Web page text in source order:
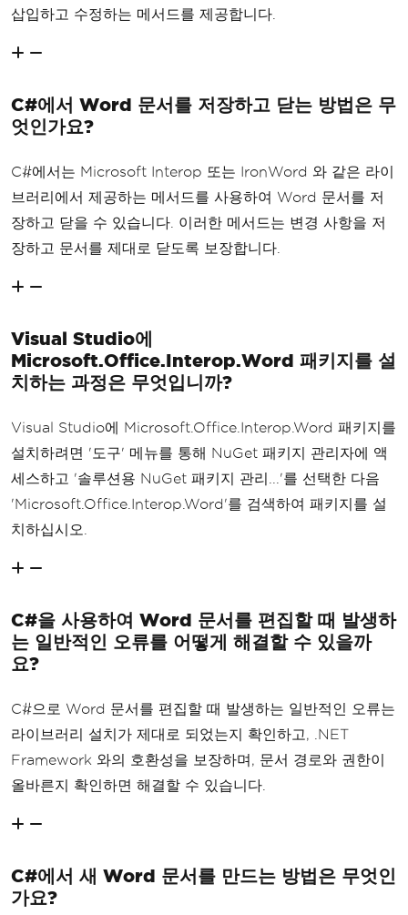
삽입하고 수정하는 메서드를 제공합니다.
C#에서 Word 문서를 저장하고 닫는 방법은 무
엇인가요?
C#에서는 Microsoft Interop 또는 IronWord 와 같은 라이
브러리에서 제공하는 메서드를 사용하여 Word 문서를 저
장하고 닫을 수 있습니다. 이러한 메서드는 변경 사항을 저
장하고 문서를 제대로 닫도록 보장합니다.
Visual Studio에
Microsoft.Office.Interop.Word 패키지를 설
치하는 과정은 무엇입니까?
Visual Studio에 Microsoft.Office.Interop.Word 패키지를
설치하려면 '도구' 메뉴를 통해 NuGet 패키지 관리자에 액
세스하고 '솔루션용 NuGet 패키지 관리...'를 선택한 다음
'Microsoft.Office.Interop.Word'를 검색하여 패키지를 설
치하십시오.
C#을 사용하여 Word 문서를 편집할 때 발생하
는 일반적인 오류를 어떻게 해결할 수 있을까
요?
C#으로 Word 문서를 편집할 때 발생하는 일반적인 오류는
라이브러리 설치가 제대로 되었는지 확인하고, .NET
Framework 와의 호환성을 보장하며, 문서 경로와 권한이
올바른지 확인하면 해결할 수 있습니다.
C#에서 새 Word 문서를 만드는 방법은 무엇인
가요?